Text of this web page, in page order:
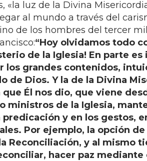
«la luz de la Divina
al mundo a través del
de los hombres del tercer
“Hoy olvidamos todo
de la Iglesia! En parte
los grandes contenidos,
de Dios. Y la de la Divina
que Él nos dio, que viene
ministros de la Iglesia,
y en los gestos,
Por ejemplo, la opción
Reconciliación, y al mismo
hacer paz mediante